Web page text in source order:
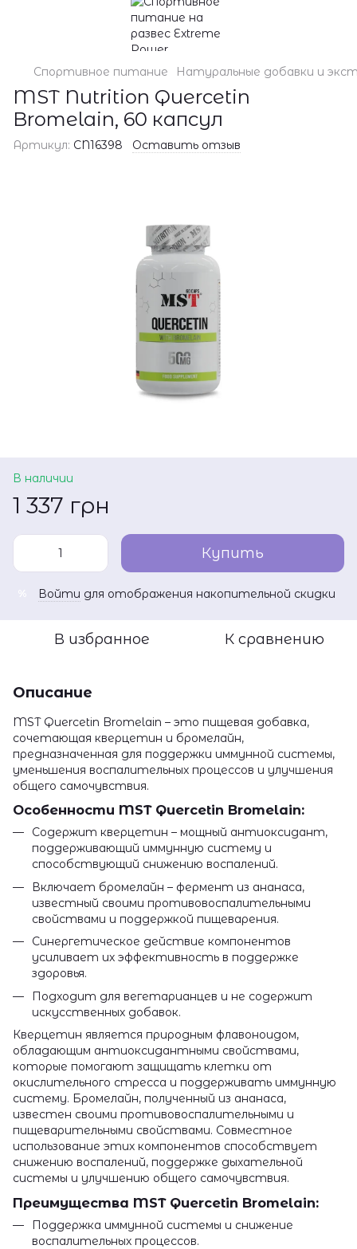
Спортивное питание Натуральные добавки и
MST Nutrition Quercetin
Bromelain, 60 капсул
Артикул: CN16398 Оставить отзыв
В наличии
1 337 грн
Купить
Войти для отображения накопительной скидки
В избранное К сравнению
Описание
MST Quercetin Bromelain – это пищевая добавка,
сочетающая кверцетин и бромелайн,
предназначенная для поддержки иммунной системы,
уменьшения воспалительных процессов и улучшения
общего самочувствия.
Особенности MST Quercetin Bromelain:
Содержит кверцетин – мощный антиоксидант,
поддерживающий иммунную систему и
способствующий снижению воспалений.
Включает бромелайн – фермент из ананаса,
известный своими противовоспалительными
свойствами и поддержкой пищеварения.
Синергетическое действие компонентов
усиливает их эффективность в поддержке
здоровья.
Подходит для вегетарианцев и не содержит
искусственных добавок.
Кверцетин является природным флавоноидом,
обладающим антиоксидантными свойствами,
которые помогают защищать клетки от
окислительного стресса и поддерживать иммунную
систему. Бромелайн, полученный из ананаса,
известен своими противовоспалительными и
пищеварительными свойствами. Совместное
использование этих компонентов способствует
снижению воспалений, поддержке дыхательной
системы и улучшению общего самочувствия.
Преимущества MST Quercetin Bromelain:
Поддержка иммунной системы и снижение
воспалительных процессов.